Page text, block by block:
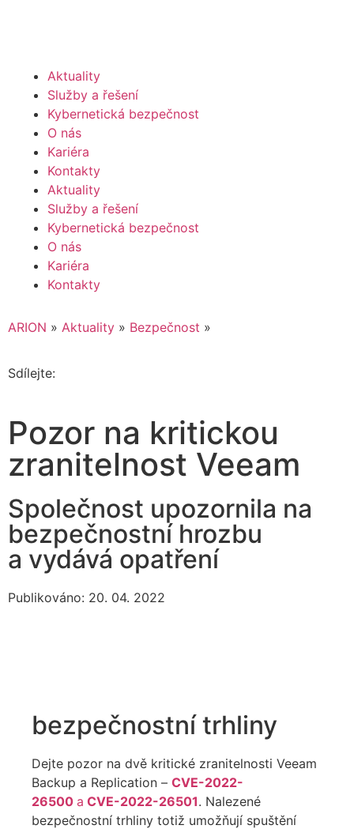
Aktuality
Služby a řešení
Kybernetická bezpečnost
O nás
Kariéra
Kontakty
Aktuality
Služby a řešení
Kybernetická bezpečnost
O nás
Kariéra
Kontakty
ARION » Aktuality » Bezpečnost »
Sdílejte:
Pozor na kritickou
zranitelnost Veeam
Společnost upozornila na
bezpečnostní hrozbu
a vydává opatření
Publikováno: 20. 04. 2022
bezpečnostní trhliny
Dejte pozor na dvě kritické zranitelnosti Veeam
Backup a Replication – CVE-2022-
26500 a CVE-2022-26501. Nalezené
bezpečnostní trhliny totiž umožňují spuštění